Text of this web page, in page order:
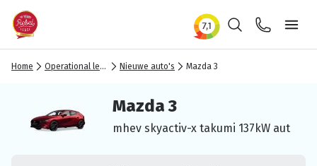
ZoekenContact
Home Operational lease Nieuwe auto's Mazda 3
Mazda 3
mhev skyactiv-x takumi 137kW aut